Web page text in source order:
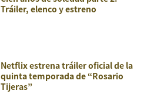
Tráiler, elenco y estreno
Netflix estrena tráiler oficial de la
quinta temporada de “Rosario
Tijeras”